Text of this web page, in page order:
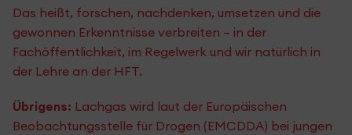
Das heißt, forschen, nachdenken, umsetzen und die
gewonnen Erkenntnisse verbreiten – in der
Fachöffentlichkeit, im Regelwerk und wir natürlich in
der Lehre an der HFT.
Übrigens: Lachgas wird laut der Europäischen
Beobachtungsstelle für Drogen (EMCDDA) bei jungen